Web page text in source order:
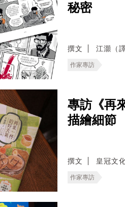
秘密
撰文 江灝（
作家專訪
專訪《再
描繪細節
撰文 皇冠文
作家專訪